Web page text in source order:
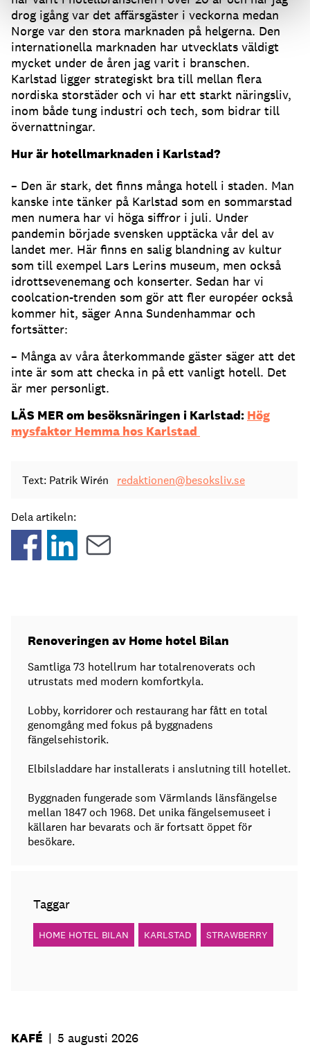
drog igång var det affärsgäster i veckorna medan
Norge var den stora marknaden på helgerna. Den
internationella marknaden har utvecklats väldigt
mycket under de åren jag varit i branschen.
Karlstad ligger strategiskt bra till mellan flera
nordiska storstäder och vi har ett starkt näringsliv,
inom både tung industri och tech, som bidrar till
övernattningar.
Hur är hotellmarknaden i Karlstad?
– Den är stark, det finns många hotell i staden. Man
kanske inte tänker på Karlstad som en sommarstad
men numera har vi höga siffror i juli. Under
pandemin började svensken upptäcka vår del av
landet mer. Här finns en salig blandning av kultur
som till exempel Lars Lerins museum, men också
idrottsevenemang och konserter. Sedan har vi
coolcation-trenden som gör att fler européer också
kommer hit, säger Anna Sundenhammar och
fortsätter:
– Många av våra återkommande gäster säger att det
inte är som att checka in på ett vanligt hotell. Det
är mer personligt.
LÄS MER om besöksnäringen i Karlstad: Hög
mysfaktor Hemma hos Karlstad
Text: Patrik Wirén redaktionen@besoksliv.se
Dela artikeln:
Renoveringen av Home hotel Bilan
Samtliga 73 hotellrum har totalrenoverats och
utrustats med modern komfortkyla.
Lobby, korridorer och restaurang har fått en total
genomgång med fokus på byggnadens
fängelsehistorik.
Elbilsladdare har installerats i anslutning till hotellet.
Byggnaden fungerade som Värmlands länsfängelse
mellan 1847 och 1968. Det unika fängelsemuseet i
källaren har bevarats och är fortsatt öppet för
besökare.
Taggar
HOME HOTEL BILAN KARLSTAD STRAWBERRY
KAFÉ | 5 augusti 2026